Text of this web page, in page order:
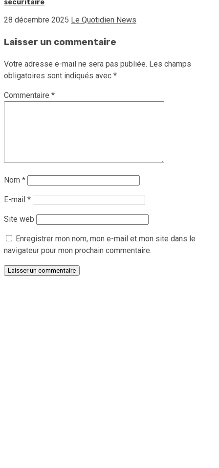
sécuritaire
28 décembre 2025 Le Quotidien News
Laisser un commentaire
Votre adresse e-mail ne sera pas publiée. Les champs
obligatoires sont indiqués avec *
Commentaire *
Nom *
E-mail *
Site web
Enregistrer mon nom, mon e-mail et mon site dans le
navigateur pour mon prochain commentaire.